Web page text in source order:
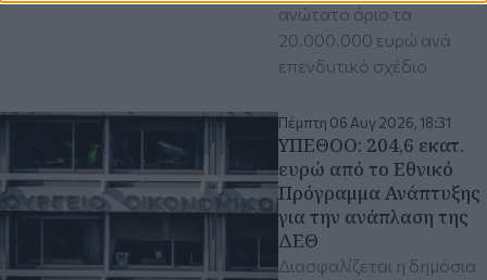
ανώτατο όριο τα
20.000.000 ευρώ ανά
επενδυτικό σχέδιο
Πέμπτη 06 Αυγ 2026, 18:31
ΥΠΕΘΟΟ: 204,6 εκατ.
ευρώ από το Εθνικό
Πρόγραμμα Ανάπτυξης
για την ανάπλαση της
ΔΕΘ
Διασφαλίζεται η δημόσια